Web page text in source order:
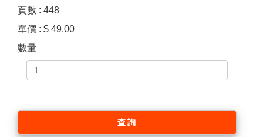
頁數 : 448
單價 : $ 49.00
數量
查詢